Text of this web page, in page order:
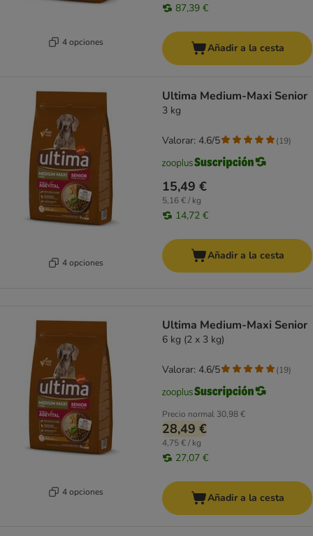
4 opciones
87,39 €
Añadir a la cesta
4 opciones
Ultima Medium-Maxi Senior
3 kg
15,49 €
5,16 € / kg
14,72 €
Valorar: 4.6/5 (19)
Añadir a la cesta
4 opciones
Ultima Medium-Maxi Senior
6 kg (2 x 3 kg)
Precio normal 30,98 €
28,49 €
4,75 € / kg
27,07 €
Valorar: 4.6/5 (19)
Añadir a la cesta